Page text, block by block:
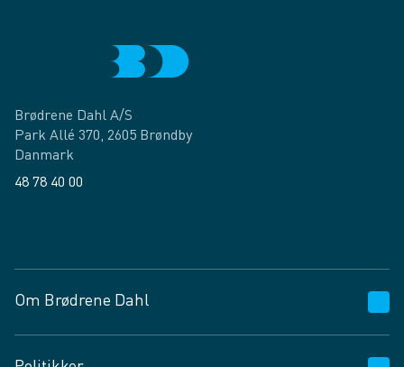
Brødrene Dahl A/S
Park Allé 370, 2605 Brøndby
Danmark
48 78 40 00
Om Brødrene Dahl